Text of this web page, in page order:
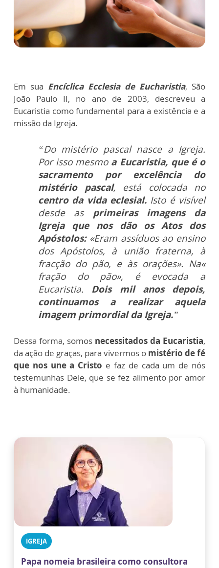
Em sua Encíclica Ecclesia de Eucharistia, São
João Paulo II, no ano de 2003, descreveu a
Eucaristia como fundamental para a existência e a
missão da Igreja.
“Do mistério pascal nasce a Igreja.
Por isso mesmo a Eucaristia, que é o
sacramento por excelência do
mistério pascal, está colocada no
centro da vida eclesial. Isto é visível
desde as primeiras imagens da
Igreja que nos dão os Atos dos
Apóstolos: «Eram assíduos ao ensino
dos Apóstolos, à união fraterna, à
fracção do pão, e às orações». Na«
fração do pão», é evocada a
Eucaristia. Dois mil anos depois,
continuamos a realizar aquela
imagem primordial da Igreja.”
Dessa forma, somos necessitados da Eucaristia,
da ação de graças, para vivermos o mistério de fé
que nos une a Cristo e faz de cada um de nós
testemunhas Dele, que se fez alimento por amor
à humanidade.
IGREJA
Papa nomeia brasileira como consultora